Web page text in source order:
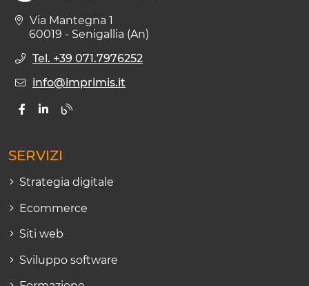
Via Mantegna 1
60019 - Senigallia (An)
Tel. +39 071.7976252
info@imprimis.it
SERVIZI
Strategia digitale
Ecommerce
Siti web
Sviluppo software